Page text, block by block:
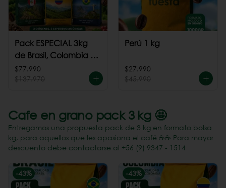
Pack ESPECIAL 3kg
de Brasil, Colombia +
Perú
$77.990
$137.970
Perú 1 kg
$27.990
$45.990
Cafe en grano pack 3 kg 🤩
Entregamos una propuesta pack de 3 kg en formato bolsa
kg, para aquellos que les apasiona el café ☕️☕️ Para mayor
descuento debe contactarse al +56 (9) 9347 - 1514
-43% -43%